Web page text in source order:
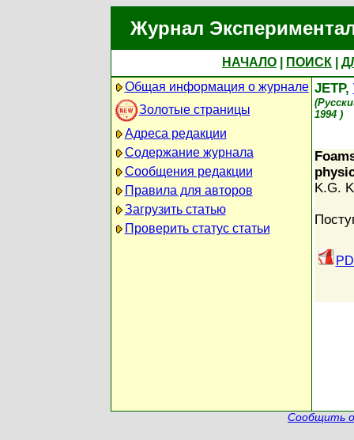
Журнал
НАЧАЛО ПОИСК
Общая информация о журнале
Золотые страницы
Адреса редакции
Содержание журнала
Сообщения редакции
Правила для авторов
Загрузить статью
Проверить статус статьи
JETP,
1994 )
K.G.
Сообщить о